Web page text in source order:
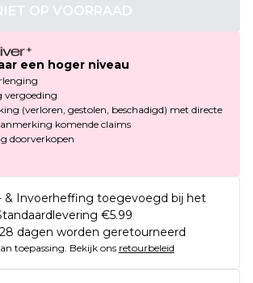
OP VOORRAAD
een hoger niveau
vergoeding
(verloren, gestolen, beschadigd) met directe
komende claims
doorverkopen
& Invoerheffing toegevoegd bij het
€5.99
dagen worden geretourneerd
toepassing. Bekijk ons retourbeleid